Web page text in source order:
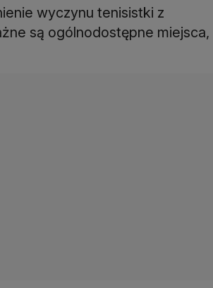
wyczynu tenisistki z
są ogólnodostępne miejsca,